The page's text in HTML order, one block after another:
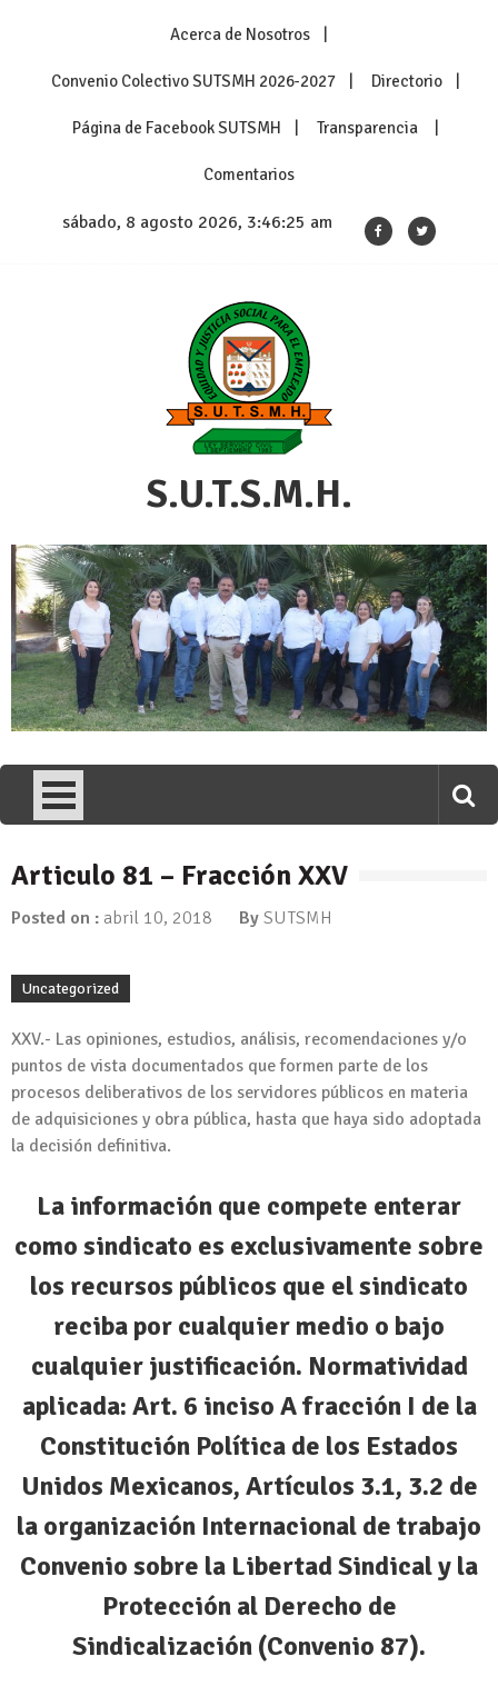
Acerca de Nosotros
Convenio Colectivo SUTSMH 2026-2027 Directorio
Página de Facebook SUTSMH Transparencia
Comentarios
sábado, 8 agosto 2026, 3:46:25 am
S.U.T.S.M.H.
Articulo 81 – Fracción XXV
Posted on : abril 10, 2018 By SUTSMH
Uncategorized
XXV.- Las opiniones, estudios, análisis, recomendaciones y/o
puntos de vista documentados que formen parte de los
procesos deliberativos de los servidores públicos en materia
de adquisiciones y obra pública, hasta que haya sido adoptada
la decisión definitiva.
La información que compete enterar
como sindicato es exclusivamente sobre
los recursos públicos que el sindicato
reciba por cualquier medio o bajo
cualquier justificación. Normatividad
aplicada: Art. 6 inciso A fracción I de la
Constitución Política de los Estados
Unidos Mexicanos, Artículos 3.1, 3.2 de
la organización Internacional de trabajo
Convenio sobre la Libertad Sindical y la
Protección al Derecho de
Sindicalización (Convenio 87).